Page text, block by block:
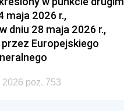
maja 2026 r.,
dniu 28 maja 2026 r.,
Europejskiego
poz. 753